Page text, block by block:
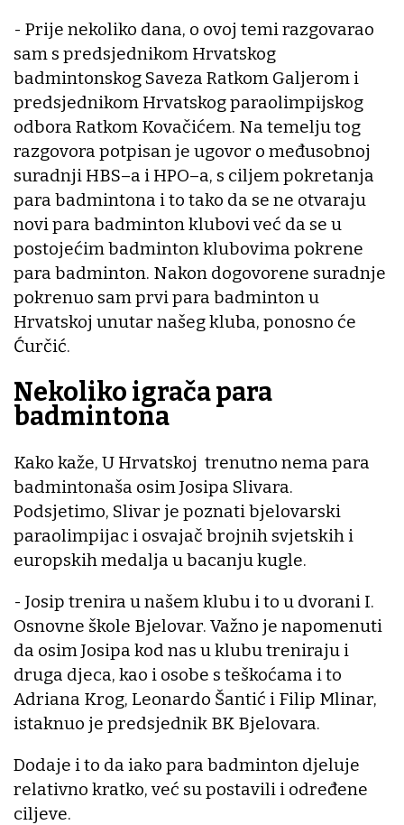
- Prije nekoliko dana, o ovoj temi razgovarao
sam s predsjednikom Hrvatskog
badmintonskog Saveza Ratkom Galjerom i
predsjednikom Hrvatskog paraolimpijskog
odbora Ratkom Kovačićem. Na temelju tog
razgovora potpisan je ugovor o međusobnoj
suradnji HBS–a i HPO–a, s ciljem pokretanja
para badmintona i to tako da se ne otvaraju
novi para badminton klubovi već da se u
postojećim badminton klubovima pokrene
para badminton. Nakon dogovorene suradnje
pokrenuo sam prvi para badminton u
Hrvatskoj unutar našeg kluba, ponosno će
Ćurčić.
Nekoliko igrača para
badmintona
Kako kaže, U Hrvatskoj trenutno nema para
badmintonaša osim Josipa Slivara.
Podsjetimo, Slivar je poznati bjelovarski
paraolimpijac i osvajač brojnih svjetskih i
europskih medalja u bacanju kugle.
- Josip trenira u našem klubu i to u dvorani I.
Osnovne škole Bjelovar. Važno je napomenuti
da osim Josipa kod nas u klubu treniraju i
druga djeca, kao i osobe s teškoćama i to
Adriana Krog, Leonardo Šantić i Filip Mlinar,
istaknuo je predsjednik BK Bjelovara.
Dodaje i to da iako para badminton djeluje
relativno kratko, već su postavili i određene
ciljeve.